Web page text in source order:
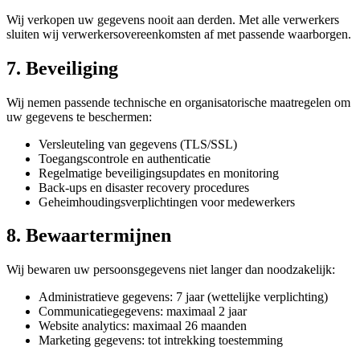
Wij verkopen uw gegevens nooit aan derden. Met alle verwerkers
sluiten wij verwerkersovereenkomsten af met passende waarborgen.
7. Beveiliging
Wij nemen passende technische en organisatorische maatregelen om
uw gegevens te beschermen:
Versleuteling van gegevens (TLS/SSL)
Toegangscontrole en authenticatie
Regelmatige beveiligingsupdates en monitoring
Back-ups en disaster recovery procedures
Geheimhoudingsverplichtingen voor medewerkers
8. Bewaartermijnen
Wij bewaren uw persoonsgegevens niet langer dan noodzakelijk:
Administratieve gegevens: 7 jaar (wettelijke verplichting)
Communicatiegegevens: maximaal 2 jaar
Website analytics: maximaal 26 maanden
Marketing gegevens: tot intrekking toestemming